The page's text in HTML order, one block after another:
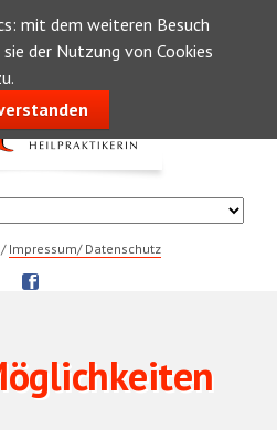
Impressum/ Datenschutz
mit dem weiteren Besuch
der Nutzung von Cookies